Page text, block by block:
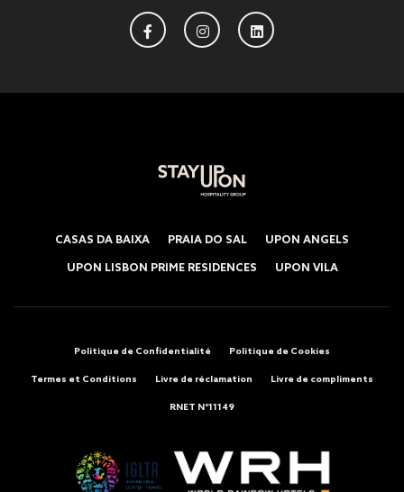
CASAS DA BAIXA PRAIA DO SAL UPON ANGELS
UPON LISBON PRIME RESIDENCES UPON VILA
Politique de Confidentialité Politique de Cookies
Termes et Conditions Livre de réclamation Livre de compliments
RNET Nº11149